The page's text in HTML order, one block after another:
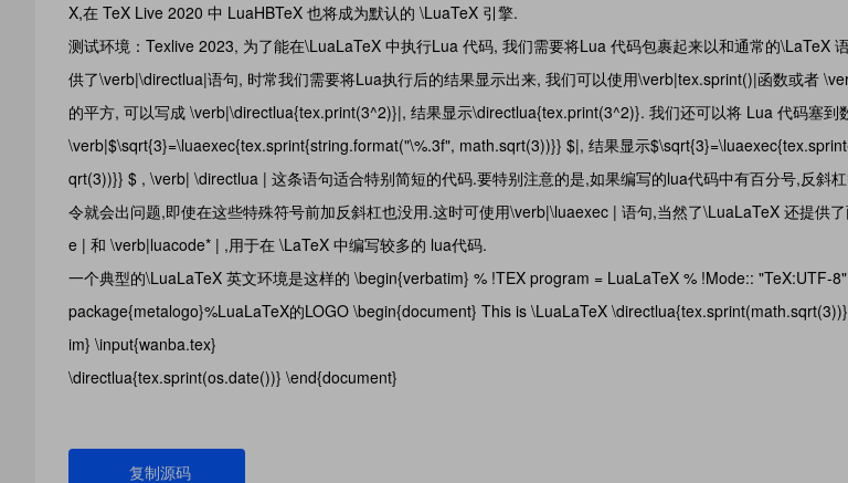
X,在 TeX Live 2020 中 LuaHBTeX 也将成为默认的 \LuaTeX 引擎.
测试环境：Texlive 2023, 为了能在\LuaLaTeX 中执行Lua 代码, 我们需要将Lua 代码包裹起来以和通常的\LaTeX
供了\verb|\directlua|语句, 时常我们需要将Lua执行后的结果显示出来, 我们可以使用\verb|tex.sprint()|函数或者
的平方, 可以写成 \verb|\directlua{tex.print(3^2)}|, 结果显示\directlua{tex.print(3^2)}. 我们还可以将 Lua 代码塞到
\verb|$\sqrt{3}=\luaexec{tex.sprint{string.format("\%.3f", math.sqrt(3))}} $|, 结果显示
qrt(3))}} $ , \verb| \directlua | 这条语句适合特别简短的代码.要特别注意的是,如果编写的lua代码中有百分号,反斜
令就会出问题,即使在这些特殊符号前加反斜杠也没用.这时可使用\verb|\luaexec | 语句,当然了\LuaLaTeX 还提供
e | 和 \verb|luacode* | ,用于在 \LaTeX 中编写较多的 lua代码.
一个典型的\LuaLaTeX 英文环境是这样的 \begin{verbatim} % !TEX program = LuaLaTeX % !Mode:: "TeX:UTF-
package{metalogo}%LuaLaTeX的LOGO \begin{document} This is \LuaLaTeX
im} \input{wanba.tex}
\directlua{tex.sprint(os.date())} \end{document}
复制源码